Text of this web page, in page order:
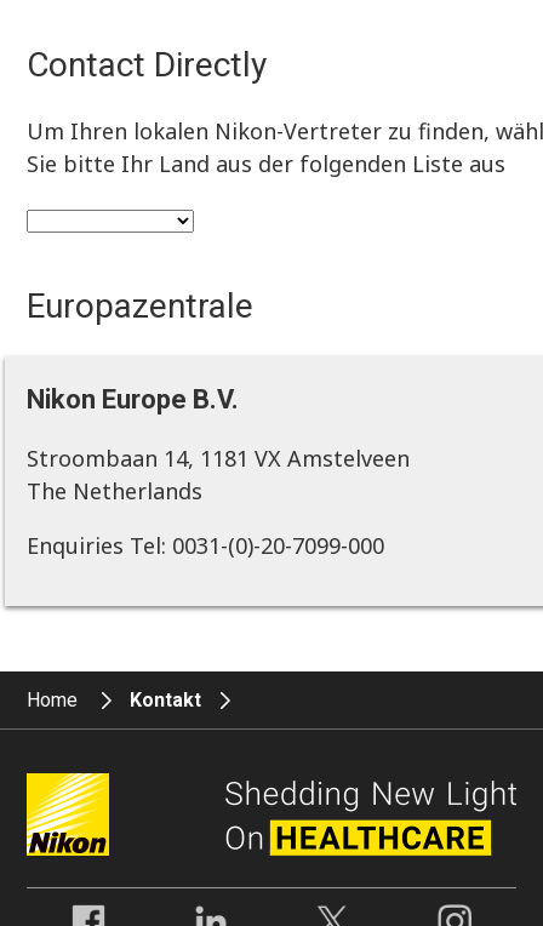
Contact Directly
Um Ihren lokalen Nikon-Vertreter zu finden,
Sie bitte Ihr Land aus der folgenden Liste aus
Europazentrale
Nikon Europe B.V.
Stroombaan 14, 1181 VX Amstelveen
The Netherlands
Enquiries Tel: 0031-(0)-20-7099-000
Home Kontakt